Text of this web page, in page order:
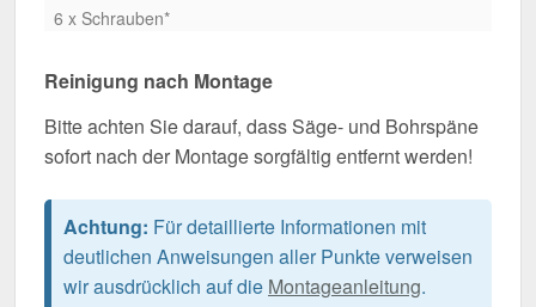
6 x Schrauben*
Reinigung nach Montage
Bitte achten Sie darauf, dass Säge- und Bohrspäne
sofort nach der Montage sorgfältig entfernt werden!
Achtung: Für detaillierte Informationen mit
deutlichen Anweisungen aller Punkte verweisen
wir ausdrücklich auf die Montageanleitung.